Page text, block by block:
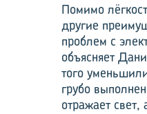
Помимо
другие
проблем с
объясняет
того
грубо
отражает